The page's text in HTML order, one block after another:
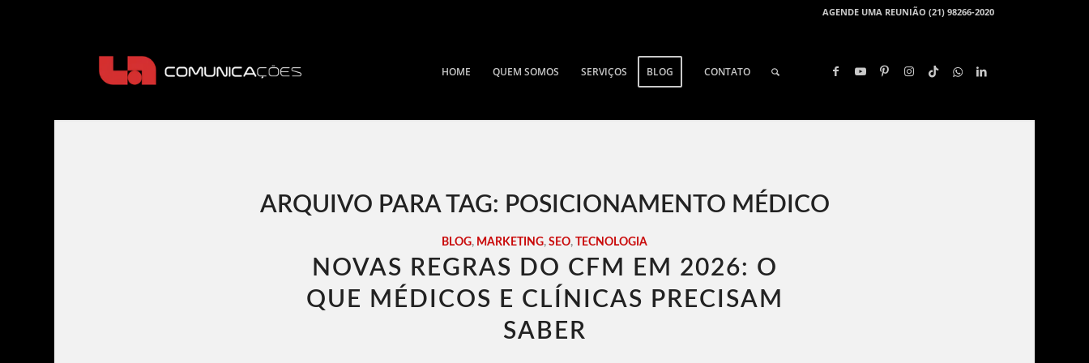
AGENDE UMA REUNIÃO (21) 98266-2020
HOME QUEM SOMOS SERVIÇOS BLOG CONTATO
ARQUIVO PARA TAG: POSICIONAMENTO MÉDICO
BLOG, MARKETING, SEO, TECNOLOGIA
NOVAS REGRAS DO CFM EM 2026: O
QUE MÉDICOS E CLÍNICAS PRECISAM
SABER